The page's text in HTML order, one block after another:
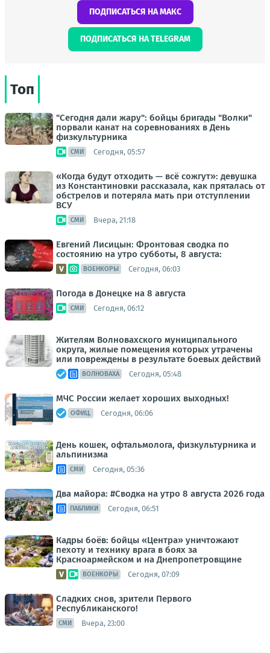
ПОДПИСАТЬСЯ НА МАКС
ПОДПИСАТЬСЯ НА TELEGRAM
Топ
"Сегодня дали жару": бойцы бригады "Волки"
порвали канат на соревнованиях в День
физкультурника
СМИ Сегодня, 05:57
«Когда будут отходить — всё сожгут»: девушка
из Константиновки рассказала, как пряталась от
обстрелов и потеряла мать при отступлении
ВСУ
СМИ Вчера, 21:18
Евгений Лисицын: Фронтовая сводка по
состоянию на утро субботы, 8 августа:
ВОЕНКОРЫ Сегодня, 06:03
Погода в Донецке на 8 августа
СМИ Сегодня, 06:12
Жителям Волновахского муниципального
округа, жилые помещения которых утрачены
или повреждены в результате боевых действий
ВОЛНОВАХА Сегодня, 05:48
МЧС России желает хороших выходных!
ОФИЦ. Сегодня, 06:06
День кошек, офтальмолога, физкультурника и
альпинизма
СМИ Сегодня, 05:36
Два майора: #Сводка на утро 8 августа 2026 года
ПАБЛИКИ Сегодня, 06:51
Кадры боёв: бойцы «Центра» уничтожают
пехоту и технику врага в боях за
Красноармейском и на Днепропетровщине
ВОЕНКОРЫ Сегодня, 07:09
Сладких снов, зрители Первого
Республиканского!
СМИ Вчера, 23:00